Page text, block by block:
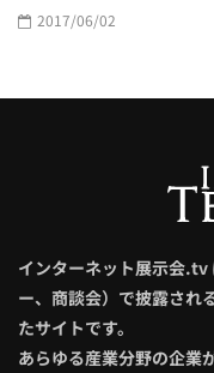
2017/06/02
インターネット展示会.tv
ー、商談会）で披露され
たサイトです。
あらゆる産業分野の企業